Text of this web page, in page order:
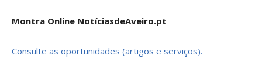
Montra Online NotíciasdeAveiro.pt
Consulte as oportunidades (artigos e serviços).